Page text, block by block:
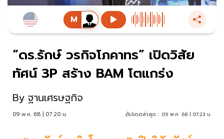
“ดร.รักษ์ วรกิจโภคาทร” เปิดวิสัย
ทัศน์ 3P สร้าง BAM โตแกร่ง
By ฐานเศรษฐกิจ
09 พ.ค. 68 | 07:20 น. อัปเดตล่าสุด : 09 พ.ค. 68 | 07:23 น.